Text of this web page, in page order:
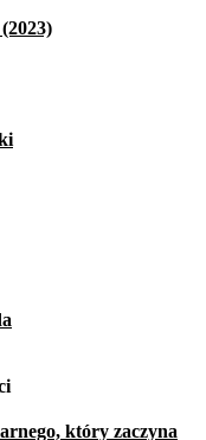
który zaczyna